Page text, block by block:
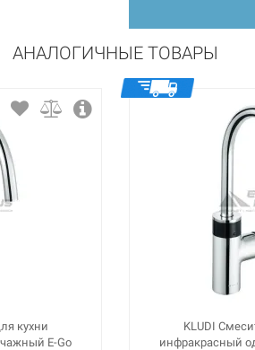
АНАЛОГИЧНЫЕ ТОВАРЫ
кухни
E-Go
KLUDI
инфракрасный